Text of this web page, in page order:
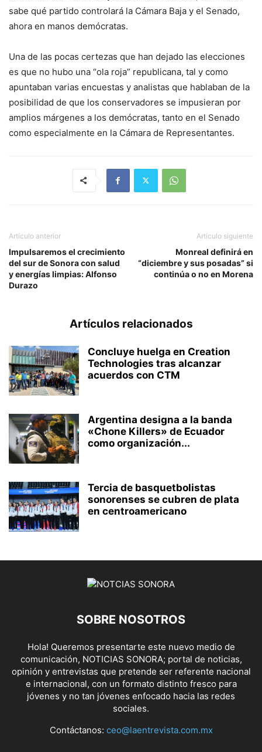
sabe qué partido controlará la Cámara Baja y el Senado,
ahora en manos demócratas.
Una de las pocas certezas que han dejado las elecciones
es que no hubo una “ola roja” republicana, tal y como
apuntaban varias encuestas y analistas que hablaban de la
posibilidad de que los conservadores se impusieran por
amplios márgenes a los demócratas, tanto en el Senado
como especialmente en la Cámara de Representantes.
Artículo anterior
Impulsaremos el crecimiento
del sur de Sonora con salud
y energías limpias: Alfonso
Durazo
Artículo siguiente
Monreal definirá en
“diciembre y sus posadas” si
continúa o no en Morena
Artículos relacionados
Concluye huelga en Creation
Technologies tras alcanzar
acuerdos con CTM
Argentina designa a la banda
«Chone Killers» de Ecuador
como organización...
Tercia de basquetbolistas
sonorenses se cubren de plata
en centroamericano
SOBRE NOSOTROS
Hola! Queremos presentarte este nuevo medio de
comunicación, NOTICIAS SONORA; portal de noticias,
opinión y entrevistas que pretende ser referente nacional
e internacional, con un formato distinto fresco para
jóvenes y no tan jóvenes enfocado hacia las redes
sociales.
Contáctanos: ceo@laentrevista.com.mx